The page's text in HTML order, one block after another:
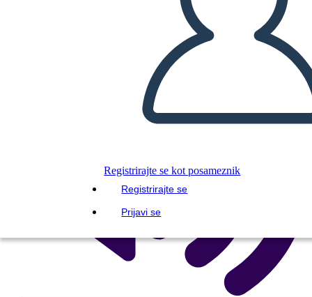
Registrirajte se kot posameznik
Registrirajte se
Prijavi se
PREBERI MI